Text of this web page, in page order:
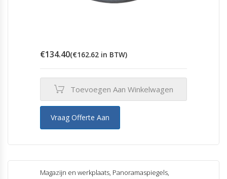
€134.40(€162.62 in BTW)
Toevoegen Aan Winkelwagen
Vraag Offerte Aan
Magazijn en werkplaats, Panoramaspiegels,